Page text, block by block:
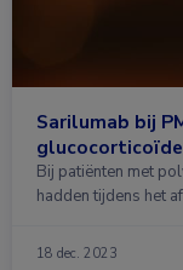
Sarilumab bij
Bij patiënten met
hadden tijdens het
18 dec. 2023